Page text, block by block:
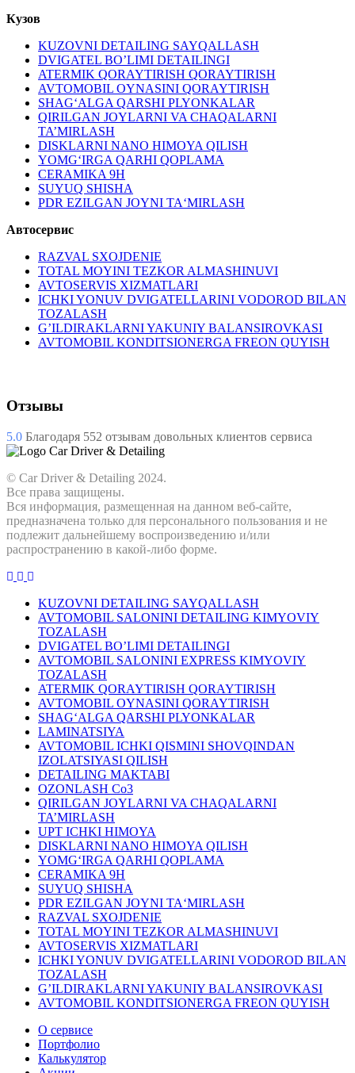
Кузов
KUZOVNI DETAILING SAYQALLASH
DVIGATEL BO’LIMI DETAILINGI
ATERMIK QORAYTIRISH QORAYTIRISH
AVTOMOBIL OYNASINI QORAYTIRISH
SHAG‘ALGA QARSHI PLYONKALAR
QIRILGAN JOYLARNI VA CHAQALARNI
TA’MIRLASH
DISKLARNI NANO HIMOYA QILISH
YOMG‘IRGA QARHI QOPLAMA
CERAMIKA 9H
SUYUQ SHISHA
PDR EZILGAN JOYNI TA‘MIRLASH
Автосервис
RAZVAL SXOJDENIE
TOTAL MOYINI TEZKOR ALMASHINUVI
AVTOSERVIS XIZMATLARI
ICHKI YONUV DVIGATELLARINI VODOROD BILAN
TOZALASH
G’ILDIRAKLARNI YAKUNIY BALANSIROVKASI
AVTOMOBIL KONDITSIONERGA FREON QUYISH
Отзывы
5.0 Благодаря 552 отзывам довольных клиентов сервиса
© Car Driver & Detailing 2024.
Все права защищены.
Вся информация, размещенная на данном веб-сайте,
предназначена только для персонального пользования и не
подлежит дальнейшему воспроизведению и/или
распространению в какой-либо форме.
KUZOVNI DETAILING SAYQALLASH
AVTOMOBIL SALONINI DETAILING KIMYOVIY
TOZALASH
DVIGATEL BO’LIMI DETAILINGI
AVTOMOBIL SALONINI EXPRESS KIMYOVIY
TOZALASH
ATERMIK QORAYTIRISH QORAYTIRISH
AVTOMOBIL OYNASINI QORAYTIRISH
SHAG‘ALGA QARSHI PLYONKALAR
LAMINATSIYA
AVTOMOBIL ICHKI QISMINI SHOVQINDAN
IZOLATSIYASI QILISH
DETAILING MAKTABI
OZONLASH Co3
QIRILGAN JOYLARNI VA CHAQALARNI
TA’MIRLASH
UPT ICHKI HIMOYA
DISKLARNI NANO HIMOYA QILISH
YOMG‘IRGA QARHI QOPLAMA
CERAMIKA 9H
SUYUQ SHISHA
PDR EZILGAN JOYNI TA‘MIRLASH
RAZVAL SXOJDENIE
TOTAL MOYINI TEZKOR ALMASHINUVI
AVTOSERVIS XIZMATLARI
ICHKI YONUV DVIGATELLARINI VODOROD BILAN
TOZALASH
G’ILDIRAKLARNI YAKUNIY BALANSIROVKASI
AVTOMOBIL KONDITSIONERGA FREON QUYISH
О сервисе
Портфолио
Калькулятор